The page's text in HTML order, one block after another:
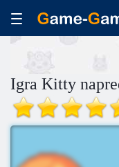
Igra Kitty